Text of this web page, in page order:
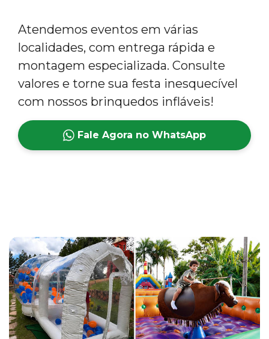
Atendemos eventos em várias
localidades, com entrega rápida e
montagem especializada. Consulte
valores e torne sua festa inesquecível
com nossos brinquedos infláveis!
Fale Agora no WhatsApp